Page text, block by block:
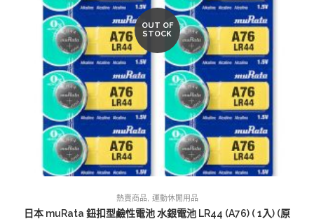
OUT OF
STOCK
熱賣商品 運動休閒用品
日本 muRata 鈕扣型鹼性電池 水銀電池 LR44 (A76) ( 1入) (原